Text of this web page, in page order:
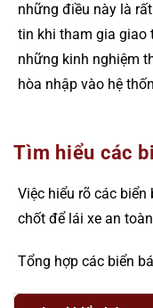
những điều này là
tin khi tham gia giao
những kinh nghiệm
hòa nhập vào hệ
Tìm hiểu các
Việc hiểu rõ các
chốt để lái xe an
Tổng hợp các biển